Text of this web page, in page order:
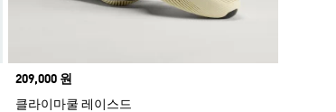
Price
209,000 원
클라이마쿨 레이스드